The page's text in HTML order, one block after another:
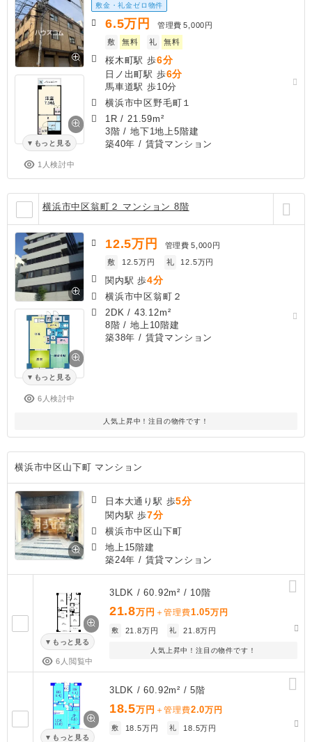
もっと見る
1人検討中
敷金・礼金ゼロ物件
6.5万円 管理費 5,000円
敷
無料 礼 無料
桜木町駅 歩6分
日ノ出町駅 歩6分
馬車道駅 歩10分
横浜市中区野毛町１
1R / 21.59m²
3階 / 地下1地上5階建
築40年 / 賃貸マンション
横浜市中区翁町２ マンション 8階
もっと見る
6人検討中
12.5万円 管理費 5,000円
敷
12.5万円 礼 12.5万円
関内駅 歩4分
横浜市中区翁町２
2DK / 43.12m²
8階 / 地上10階建
築38年 / 賃貸マンション
人気上昇中！注目の物件です！
横浜市中区山下町 マンション
日本大通り駅 歩5分
関内駅 歩7分
横浜市中区山下町
地上15階建
築24年 / 賃貸マンション
もっと見る
6人閲覧中
3LDK / 60.92m² / 10階
21.8万円 ＋管理費1.05万円
敷 21.8万円 礼 21.8万円
人気上昇中！注目の物件です！
もっと見る
3LDK / 60.92m² / 5階
18.5万円 ＋管理費2.0万円
敷 18.5万円 礼 18.5万円